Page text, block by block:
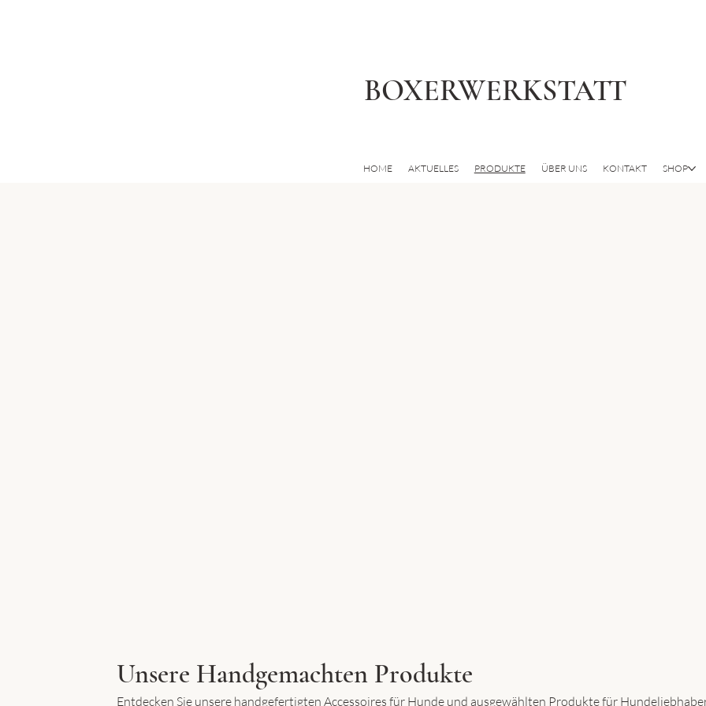
BOXERWERKSTATT
HOME AKTUELLES PRODUKTE ÜBER UNS KONTAKT SHOP
Unsere Handgemachten Produkte
Entdecken Sie unsere handgefertigten Accessoires für Hunde und ausgewählten Produkte für